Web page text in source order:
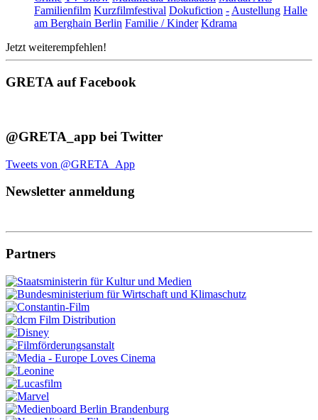
Familienfilm Kurzfilmfestival Dokufiction - Austellung Halle
am Berghain Berlin Familie / Kinder Kdrama
Jetzt weiterempfehlen!
GRETA auf Facebook
@GRETA_app bei Twitter
Tweets von @GRETA_App
Newsletter anmeldung
Partners